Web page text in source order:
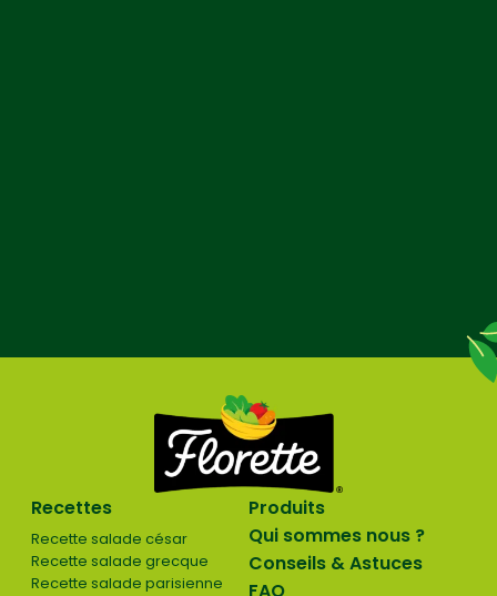
Recettes
Recette salade césar
Recette salade grecque
Recette salade parisienne
Produits
Qui sommes nous ?
Conseils & Astuces